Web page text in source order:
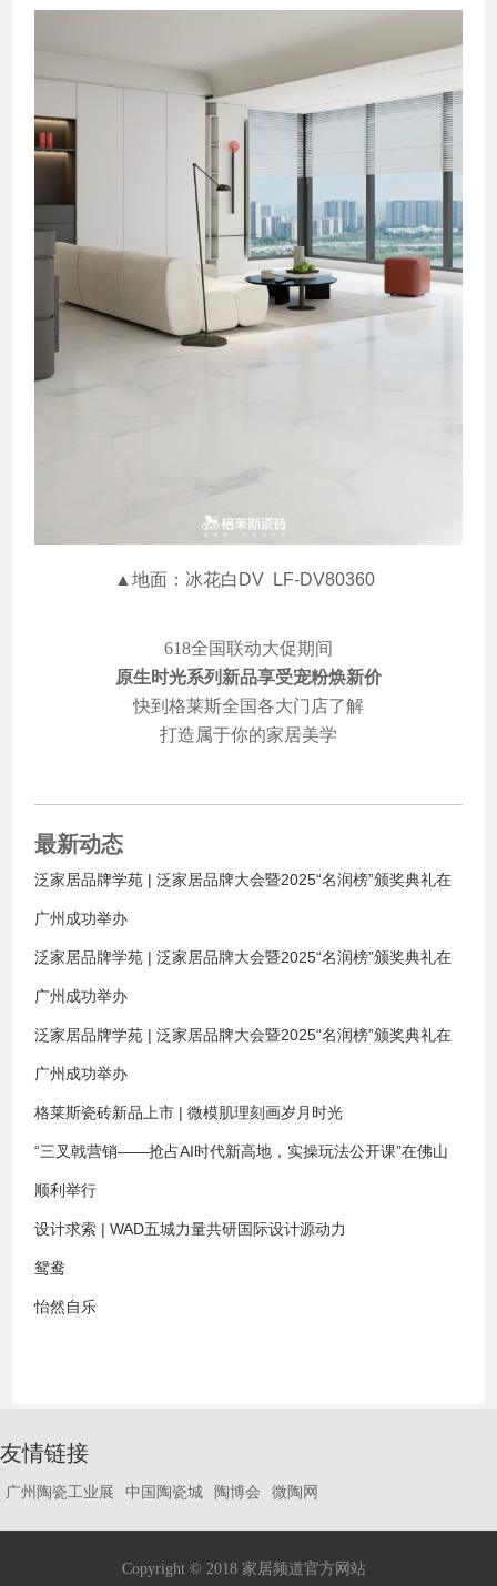
▲地面：冰花白DV LF-DV80360
618全国联动大促期间
原生时光系列新品享受宠粉焕新价
快到格莱斯全国各大门店了解
打造属于你的家居美学
最新动态
泛家居品牌学苑 | 泛家居品牌大会暨2025“名润榜”颁奖典礼在
广州成功举办
泛家居品牌学苑 | 泛家居品牌大会暨2025“名润榜”颁奖典礼在
广州成功举办
泛家居品牌学苑 | 泛家居品牌大会暨2025“名润榜”颁奖典礼在
广州成功举办
格莱斯瓷砖新品上市 | 微模肌理刻画岁月时光
“三叉戟营销——抢占AI时代新高地，实操玩法公开课”在佛山
顺利举行
设计求索 | WAD五城力量共研国际设计源动力
鸳鸯
怡然自乐
友情链接
广州陶瓷工业展 中国陶瓷城 陶博会 微陶网
Copyright © 2018 家居频道官方网站